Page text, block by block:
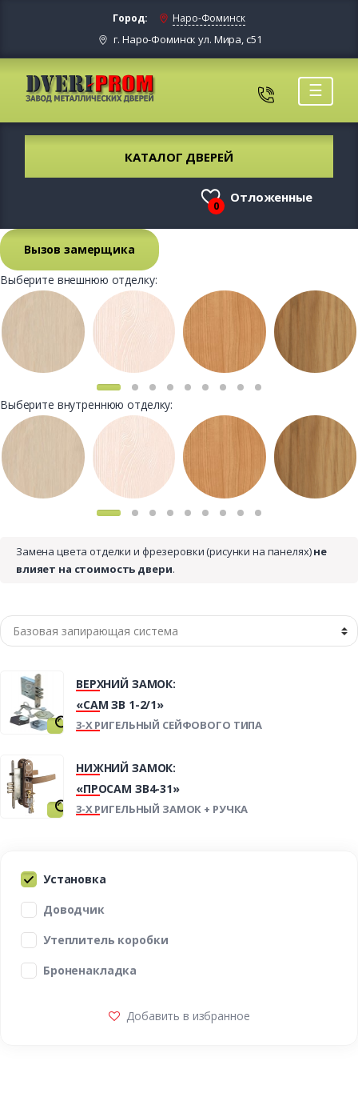
Город: Наро-Фоминск
г. Наро-Фоминск ул. Мира, с51
☰
КАТАЛОГ ДВЕРЕЙ
0
Отложенные
Вызов замерщика
Выберите внешнюю отделку:
Выберите внутреннюю отделку:
Замена цвета отделки и фрезеровки (рисунки на панелях)не
влияет на стоимость двери.
ВЕРХНИЙ ЗАМОК:
«САМ ЗВ 1-2/1»
3-Х РИГЕЛЬНЫЙ СЕЙФОВОГО ТИПА
НИЖНИЙ ЗАМОК:
«ПРОСАМ ЗВ4-31»
3-Х РИГЕЛЬНЫЙ ЗАМОК + РУЧКА
Установка
Доводчик
Утеплитель коробки
Броненакладка
Добавить в избранное